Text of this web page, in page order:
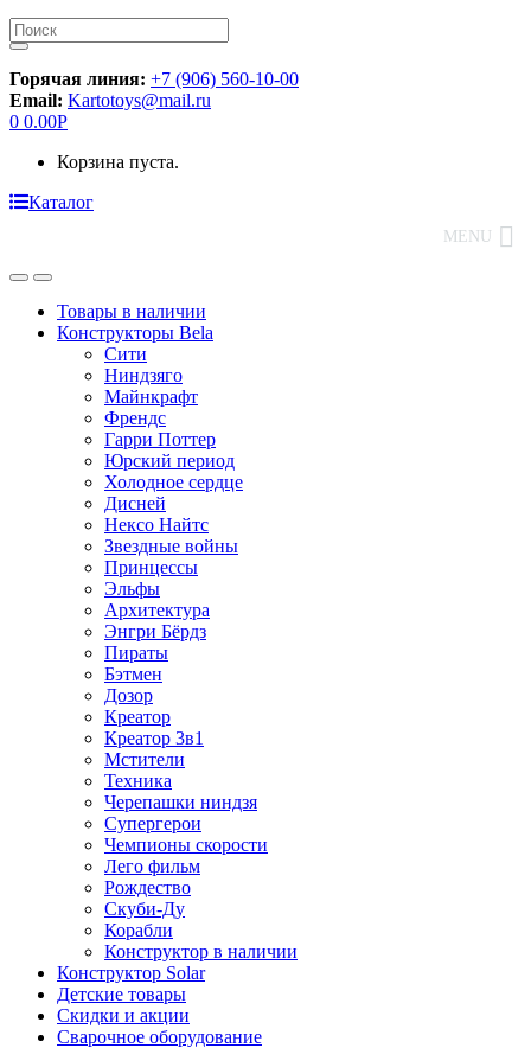
Искать:
Горячая линия: +7 (906) 560-10-00
Email: Kartotoys@mail.ru
0 0.00Р
Корзина пуста.
Каталог
MENU
Товары в наличии
Конструкторы Bela
Сити
Ниндзяго
Майнкрафт
Френдс
Гарри Поттер
Юрский период
Холодное сердце
Дисней
Нексо Найтс
Звездные войны
Принцессы
Эльфы
Архитектура
Энгри Бёрдз
Пираты
Бэтмен
Дозор
Креатор
Креатор 3в1
Мстители
Техника
Черепашки ниндзя
Супергерои
Чемпионы скорости
Лего фильм
Рождество
Скуби-Ду
Корабли
Конструктор в наличии
Конструктор Solar
Детские товары
Скидки и акции
Сварочное оборудование